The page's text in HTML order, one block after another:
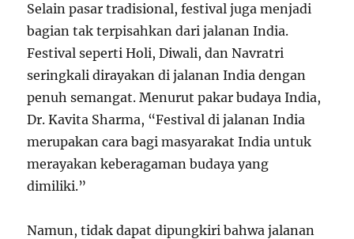
Selain pasar tradisional, festival juga menjadi
bagian tak terpisahkan dari jalanan India.
Festival seperti Holi, Diwali, dan Navratri
seringkali dirayakan di jalanan India dengan
penuh semangat. Menurut pakar budaya India,
Dr. Kavita Sharma, “Festival di jalanan India
merupakan cara bagi masyarakat India untuk
merayakan keberagaman budaya yang
dimiliki.”
Namun, tidak dapat dipungkiri bahwa jalanan